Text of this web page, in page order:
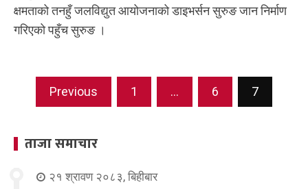
क्षमताको तनहुँ जलविद्युत आयोजनाको डाइभर्सन सुरुङ जान निर्माण
गरिएको पहुँच सुरुङ ।
Posts
navigation
Previous 1 … 6 7
ताजा समाचार
२१ श्रावण २०८३, बिहीबार